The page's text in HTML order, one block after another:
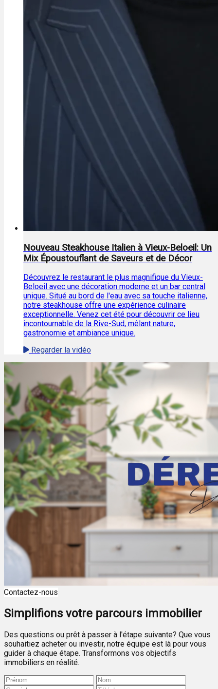
Nouveau Steakhouse Italien à Vieux-Beloeil: Un
Mix Époustouflant de Saveurs et de Décor
Découvrez le restaurant le plus magnifique du Vieux-
Beloeil avec une décoration moderne et un bar central
unique. Situé au bord de l'eau avec sa touche italienne,
notre steakhouse offre une expérience culinaire
exceptionnelle. Venez cet été pour découvrir ce lieu
incontournable de la Rive-Sud, mêlant nature,
gastronomie et ambiance unique.
Regarder la vidéo
Contactez-nous
Simplifions votre parcours immobilier
Des questions ou prêt à passer à l'étape suivante? Que vous
souhaitiez acheter ou investir, notre équipe est là pour vous
guider à chaque étape. Transformons vos objectifs
immobiliers en réalité.